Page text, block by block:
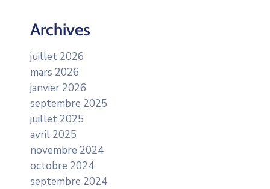
Archives
juillet 2026
mars 2026
janvier 2026
septembre 2025
juillet 2025
avril 2025
novembre 2024
octobre 2024
septembre 2024